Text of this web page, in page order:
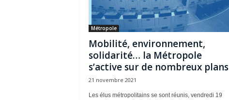
Métropole
Mobilité, environnement,
solidarité… la Métropole
s’active sur de nombreux plans
21 novembre 2021
Les élus métropolitains se sont réunis, vendredi 19